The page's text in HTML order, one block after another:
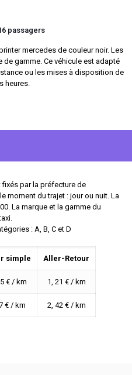
passagers
mercedes de couleur noir. Les
gamme. Ce véhicule est adapté
ou les mises à disposition de
heures.
par la préfecture de
moment du trajet : jour ou nuit. La
La marque et la gamme du
: A, B, C et D
simple Aller-Retour
€ / km 1, 21 € / km
€ / km 2, 42 € / km